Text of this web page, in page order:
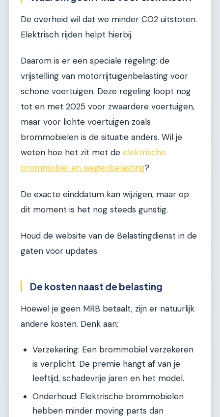
De overheid wil dat we minder CO2 uitstoten.
Elektrisch rijden helpt hierbij.
Daarom is er een speciale regeling: de
vrijstelling van motorrijtuigenbelasting voor
schone voertuigen. Deze regeling loopt nog
tot en met 2025 voor zwaardere voertuigen,
maar voor lichte voertuigen zoals
brommobielen is de situatie anders. Wil je
weten hoe het zit met de elektrische
brommobiel en wegenbelasting?
De exacte einddatum kan wijzigen, maar op
dit moment is het nog steeds gunstig.
Houd de website van de Belastingdienst in de
gaten voor updates.
De kosten naast de belasting
Hoewel je geen MRB betaalt, zijn er natuurlijk
andere kosten. Denk aan:
Verzekering: Een brommobiel verzekeren
is verplicht. De premie hangt af van je
leeftijd, schadevrije jaren en het model.
Onderhoud: Elektrische brommobielen
hebben minder moving parts dan